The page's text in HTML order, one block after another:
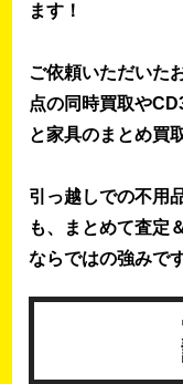
ます！
ご依頼いただいた
点の同時買取や
と家具のまとめ買
引っ越しでの不用
も、まとめて査定
ならではの強みです